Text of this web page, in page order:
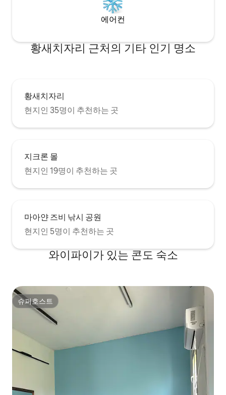
에어컨
황새치자리 근처의 기타 인기 명소
황새치자리
현지인 35명이 추천하는 곳
지크론 몰
현지인 19명이 추천하는 곳
마아얀 즈비 낚시 공원
현지인 5명이 추천하는 곳
와이파이가 있는 콘도 숙소
슈퍼호스트
슈퍼호스트